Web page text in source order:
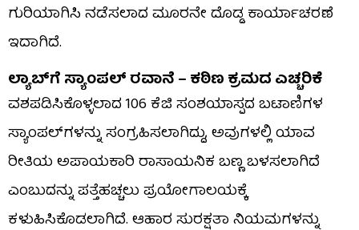
ಗುರಿಯಾಗಿಸಿ ನಡೆಸಲಾದ ಮೂರನೇ ದೊಡ್ಡ ಕಾರ್ಯಾಚರಣೆ
ಇದಾಗಿದೆ.
ಲ್ಯಾಬ್‌ಗೆ ಸ್ಯಾಂಪಲ್ ರವಾನೆ – ಕಠಿಣ ಕ್ರಮದ ಎಚ್ಚರಿಕೆ
ವಶಪಡಿಸಿಕೊಳ್ಳಲಾದ 106 ಕೆಜಿ ಸಂಶಯಾಸ್ಪದ ಬಟಾಣಿಗಳ
ಸ್ಯಾಂಪಲ್​ಗಳನ್ನು ಸಂಗ್ರಹಿಸಲಾಗಿದ್ದು, ಅವುಗಳಲ್ಲಿ ಯಾವ
ರೀತಿಯ ಅಪಾಯಕಾರಿ ರಾಸಾಯನಿಕ ಬಣ್ಣ ಬಳಸಲಾಗಿದೆ
ಎಂಬುದನ್ನು ಪತ್ತೆಹಚ್ಚಲು ಪ್ರಯೋಗಾಲಯಕ್ಕೆ
ಕಳುಹಿಸಿಕೊಡಲಾಗಿದೆ. ಆಹಾರ ಸುರಕ್ಷತಾ ನಿಯಮಗಳನ್ನು